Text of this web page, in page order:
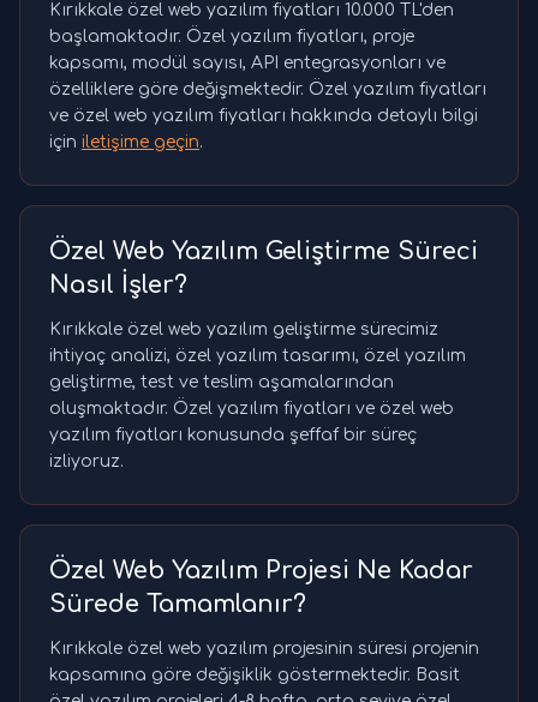
Kırıkkale özel web yazılım fiyatları 10.000 TL'den
başlamaktadır. Özel yazılım fiyatları, proje
kapsamı, modül sayısı, API entegrasyonları ve
özelliklere göre değişmektedir. Özel yazılım fiyatları
ve özel web yazılım fiyatları hakkında detaylı bilgi
için iletişime geçin.
Özel Web Yazılım Geliştirme Süreci
Nasıl İşler?
Kırıkkale özel web yazılım geliştirme sürecimiz
ihtiyaç analizi, özel yazılım tasarımı, özel yazılım
geliştirme, test ve teslim aşamalarından
oluşmaktadır. Özel yazılım fiyatları ve özel web
yazılım fiyatları konusunda şeffaf bir süreç
izliyoruz.
Özel Web Yazılım Projesi Ne Kadar
Sürede Tamamlanır?
Kırıkkale özel web yazılım projesinin süresi projenin
kapsamına göre değişiklik göstermektedir. Basit